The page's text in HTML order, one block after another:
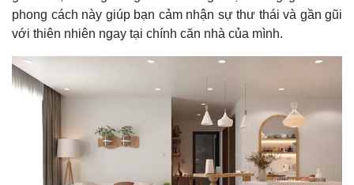
phong cách này giúp bạn cảm nhận sự thư thái và gần gũi
với thiên nhiên ngay tại chính căn nhà của mình.